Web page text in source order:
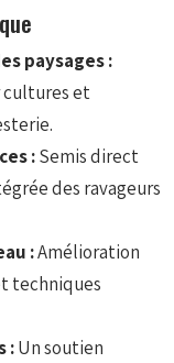
paysages :
cultures et
:Semis direct
des ravageurs
:Amélioration
techniques
:Un soutien